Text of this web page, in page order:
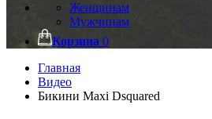
Женщинам
Мужчинам
Корзина 0
Главная
Видео
Бикини Мaxi Dsquared